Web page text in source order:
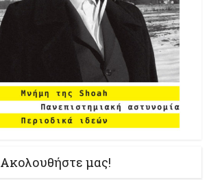
Ακολουθήστε μας!